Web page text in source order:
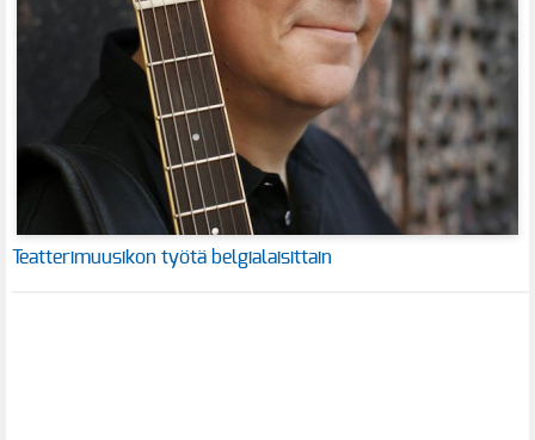
Teatterimuusikon työtä belgialaisittain